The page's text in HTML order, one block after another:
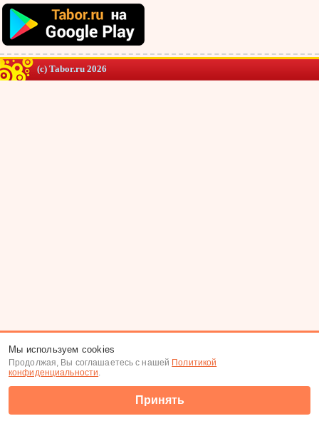
(c) Tabor.ru 2026
Мы используем cookies
Продолжая, Вы соглашаетесь с нашей Политикой
конфиденциальности.
Принять